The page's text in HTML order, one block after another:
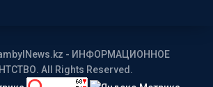
- ИНФОРМАЦИОННОЕ
All Rights Reserved.